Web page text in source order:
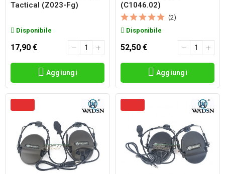
Tactical (z023-Fg)
Disponibile
17,90 €
Aggiungi
(c1046.02)
(2)
Disponibile
52,50 €
Aggiungi